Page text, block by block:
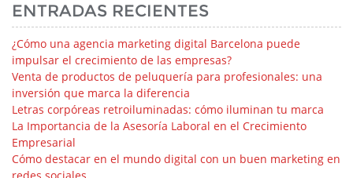
ENTRADAS RECIENTES
¿Cómo una agencia marketing digital Barcelona puede
impulsar el crecimiento de las empresas?
Venta de productos de peluquería para profesionales: una
inversión que marca la diferencia
Letras corpóreas retroiluminadas: cómo iluminan tu marca
La Importancia de la Asesoría Laboral en el Crecimiento
Empresarial
Cómo destacar en el mundo digital con un buen marketing en